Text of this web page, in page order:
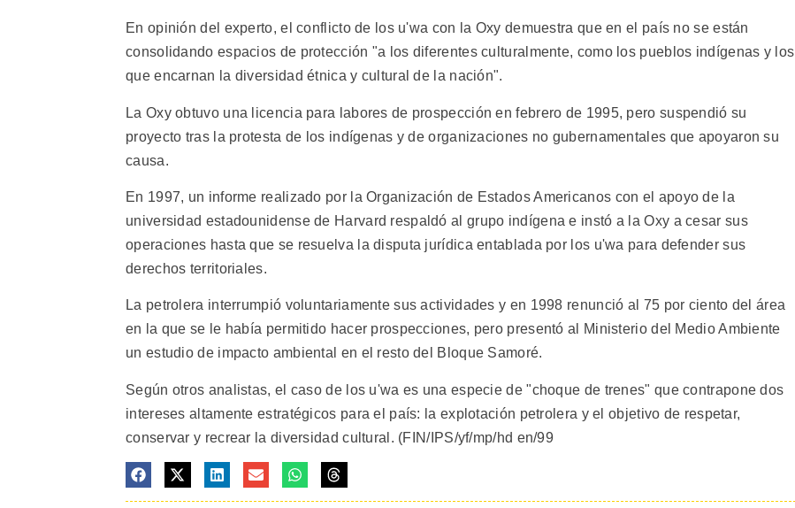
En opinión del experto, el conflicto de los u'wa con la Oxy demuestra que en el país no se están
consolidando espacios de protección "a los diferentes culturalmente, como los pueblos indígenas y los
que encarnan la diversidad étnica y cultural de la nación".
La Oxy obtuvo una licencia para labores de prospección en febrero de 1995, pero suspendió su
proyecto tras la protesta de los indígenas y de organizaciones no gubernamentales que apoyaron su
causa.
En 1997, un informe realizado por la Organización de Estados Americanos con el apoyo de la
universidad estadounidense de Harvard respaldó al grupo indígena e instó a la Oxy a cesar sus
operaciones hasta que se resuelva la disputa jurídica entablada por los u'wa para defender sus
derechos territoriales.
La petrolera interrumpió voluntariamente sus actividades y en 1998 renunció al 75 por ciento del área
en la que se le había permitido hacer prospecciones, pero presentó al Ministerio del Medio Ambiente
un estudio de impacto ambiental en el resto del Bloque Samoré.
Según otros analistas, el caso de los u'wa es una especie de "choque de trenes" que contrapone dos
intereses altamente estratégicos para el país: la explotación petrolera y el objetivo de respetar,
conservar y recrear la diversidad cultural. (FIN/IPS/yf/mp/hd en/99